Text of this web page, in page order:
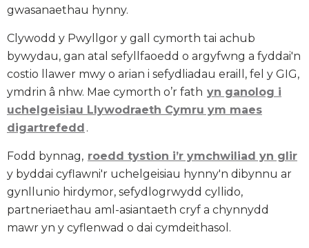
gwasanaethau hynny.
Clywodd y Pwyllgor y gall cymorth tai achub
bywydau, gan atal sefyllfaoedd o argyfwng a fyddai'n
costio llawer mwy o arian i sefydliadau eraill, fel y GIG,
ymdrin â nhw. Mae cymorth o’r fath yn ganolog i
uchelgeisiau Llywodraeth Cymru ym maes
digartrefedd .
Fodd bynnag, roedd tystion i’r ymchwiliad yn glir
y byddai cyflawni'r uchelgeisiau hynny'n dibynnu ar
gynllunio hirdymor, sefydlogrwydd cyllido,
partneriaethau aml-asiantaeth cryf a chynnydd
mawr yn y cyflenwad o dai cymdeithasol.